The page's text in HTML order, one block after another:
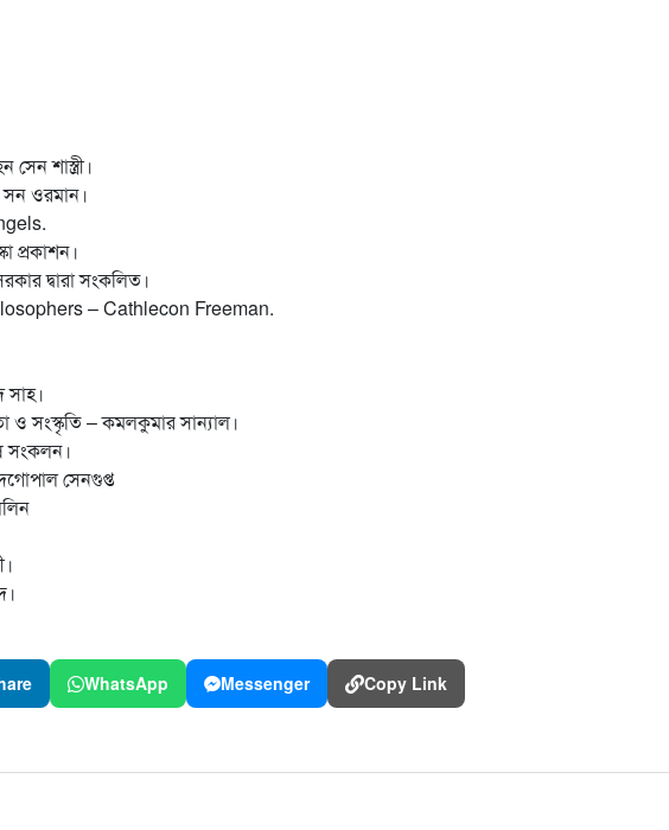
শাস্ত্রী।
সন ওরমান।
প্রকাশন।
দ্বারা সংকলিত।
– Cathlecon Freeman.
সাহ।
ও সংস্কৃতি – কমলকুমার সান্যাল।
সংকলন।
সেনগুপ্ত
WhatsApp Messenger Copy Link